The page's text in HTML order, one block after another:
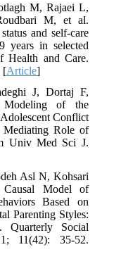
M, Rajaei L,
M, et al.
status and self-care
years in selected
Health and Care.
[Article
J, Dortaj F,
Modeling of the
Adolescent Conflict
Mediating Role of
Univ Med Sci J.
Asl N, Kohsari
Causal Model of
Based on
Parenting Styles:
Quarterly Social
11(42): 35-52.